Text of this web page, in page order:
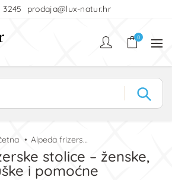
3245 prodaja@lux-natur.hr
0
Alpeda frizerske stolice – ženske, muške i pomoćne
stolice – ženske,
i pomoćne